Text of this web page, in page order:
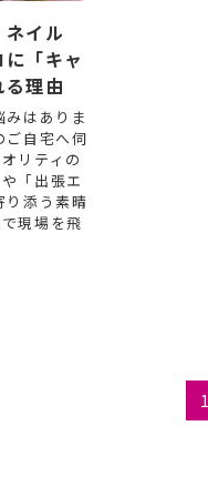
イル
「キャ
理由
はありま
ご自宅へ伺
リティの
「出張エ
り添う素晴
現場を飛
1